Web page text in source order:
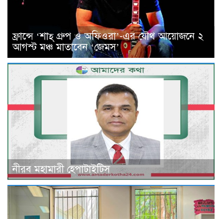
ফ্রান্সে ‘শাহ্ গ্রুপ ও অফিওরা’-এর যৌথ আয়োজনে ২
আগস্ট মঞ্চ মাতাবেন ‘জেমস’
নীরব মহামারী হেপাটাইটিস